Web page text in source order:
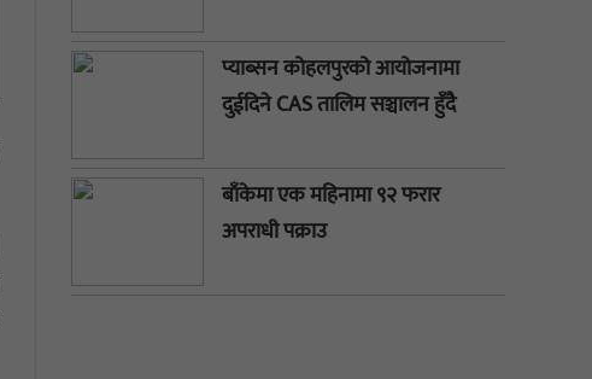
प्याब्सन कोहलपुरको आयोजनामा
दुईदिने CAS तालिम सञ्चालन हुँदै
बाँकेमा एक महिनामा ९२ फरार
अपराधी पक्राउ